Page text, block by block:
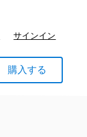
サインイン
購入する